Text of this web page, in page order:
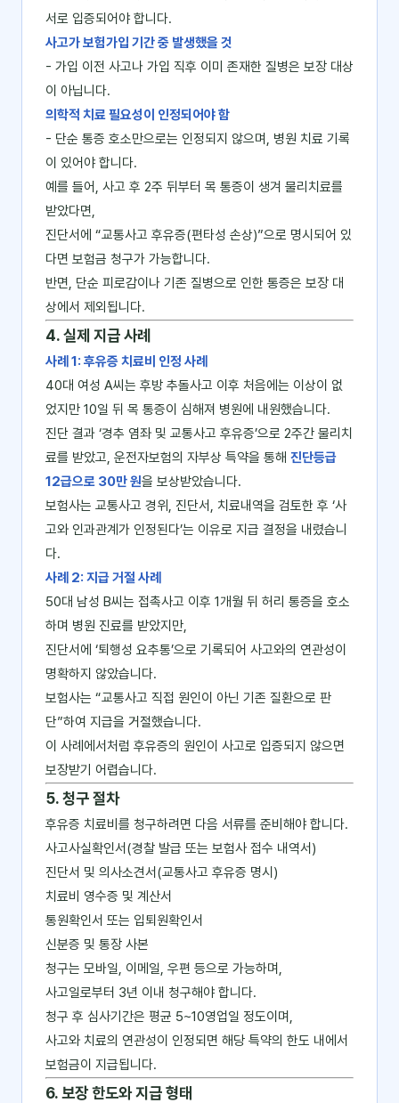
서로 입증되어야 합니다.
사고가 보험가입 기간 중 발생했을 것
- 가입 이전 사고나 가입 직후 이미 존재한 질병은 보장 대상
이 아닙니다.
의학적 치료 필요성이 인정되어야 함
- 단순 통증 호소만으로는 인정되지 않으며, 병원 치료 기록
이 있어야 합니다.
예를 들어, 사고 후 2주 뒤부터 목 통증이 생겨 물리치료를
받았다면,
진단서에 “교통사고 후유증(편타성 손상)”으로 명시되어 있
다면 보험금 청구가 가능합니다.
반면, 단순 피로감이나 기존 질병으로 인한 통증은 보장 대
상에서 제외됩니다.
4. 실제 지급 사례
사례 1: 후유증 치료비 인정 사례
40대 여성 A씨는 후방 추돌사고 이후 처음에는 이상이 없
었지만 10일 뒤 목 통증이 심해져 병원에 내원했습니다.
진단 결과 ‘경추 염좌 및 교통사고 후유증’으로 2주간 물리치
료를 받았고, 운전자보험의 자부상 특약을 통해 진단등급
12급으로 30만 원을 보상받았습니다.
보험사는 교통사고 경위, 진단서, 치료내역을 검토한 후 ‘사
고와 인과관계가 인정된다’는 이유로 지급 결정을 내렸습니
다.
사례 2: 지급 거절 사례
50대 남성 B씨는 접촉사고 이후 1개월 뒤 허리 통증을 호소
하며 병원 진료를 받았지만,
진단서에 ‘퇴행성 요추통’으로 기록되어 사고와의 연관성이
명확하지 않았습니다.
보험사는 “교통사고 직접 원인이 아닌 기존 질환으로 판
단”하여 지급을 거절했습니다.
이 사례에서처럼 후유증의 원인이 사고로 입증되지 않으면
보장받기 어렵습니다.
5. 청구 절차
후유증 치료비를 청구하려면 다음 서류를 준비해야 합니다.
사고사실확인서(경찰 발급 또는 보험사 접수 내역서)
진단서 및 의사소견서(교통사고 후유증 명시)
치료비 영수증 및 계산서
통원확인서 또는 입퇴원확인서
신분증 및 통장 사본
청구는 모바일, 이메일, 우편 등으로 가능하며,
사고일로부터 3년 이내 청구해야 합니다.
청구 후 심사기간은 평균 5~10영업일 정도이며,
사고와 치료의 연관성이 인정되면 해당 특약의 한도 내에서
보험금이 지급됩니다.
6. 보장 한도와 지급 형태